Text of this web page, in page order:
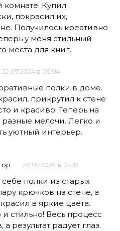
комнате. Купил
покрасил их,
Получилось креативно
у меня стильный
места для книг.
22.07.2024 в 05:04
полки в доме.
прикрутил к стене
и красиво. Теперь на
мелочи. Легко и
уютный интерьер.
24.07.2024 в 04:17
полки из старых
крючков на стене, а
в яркие цвета.
стильно! Весь процесс
а результат радует глаз.